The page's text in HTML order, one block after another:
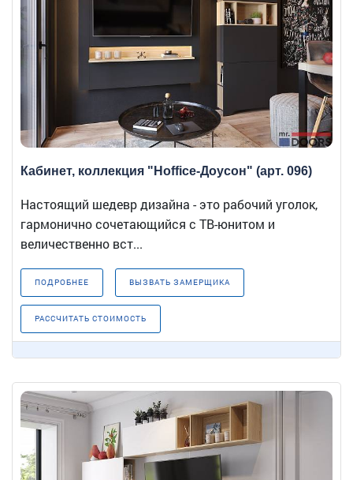
Кабинет, коллекция "Hoffice-Доусон" (арт. 096)
Настоящий шедевр дизайна - это рабочий уголок,
гармонично сочетающийся с ТВ-юнитом и
величественно вст...
ПОДРОБНЕЕ ВЫЗВАТЬ ЗАМЕРЩИКА
РАССЧИТАТЬ СТОИМОСТЬ